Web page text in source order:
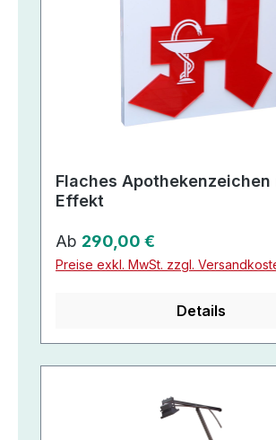
Flaches Apothekenzeichen
Effekt
Regulärer Preis:
Ab 290,00 €
Preise exkl. MwSt. zzgl.
Details